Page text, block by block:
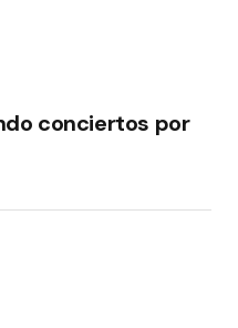
conciertos por